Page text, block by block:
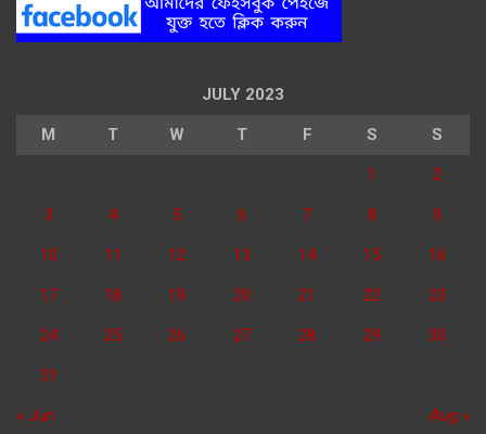
JULY 2023
M T W T F S S
1 2
3 4 5 6 7 8 9
10 11 12 13 14 15 16
17 18 19 20 21 22 23
24 25 26 27 28 29 30
31
« Jun Aug »